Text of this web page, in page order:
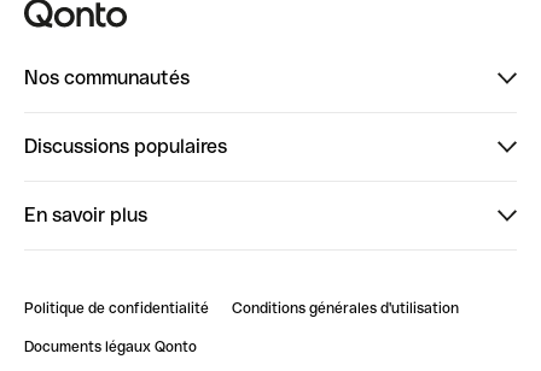
Nos communautés
ClubQonto
Discussions populaires
Impact de l'IA sur les carrières/productivité
En savoir plus
Blog
Newsroom
Politique de confidentialité Conditions générales d'utilisation
Documents légaux Qonto